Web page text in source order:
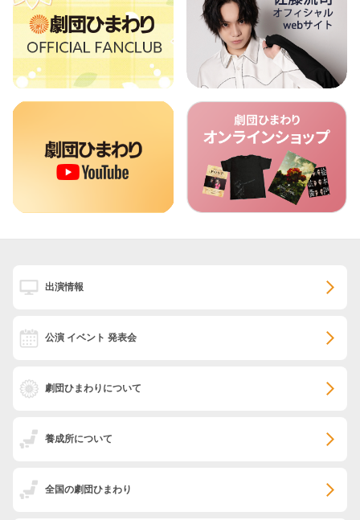
出演情報
公演 イベント 発表会
劇団ひまわりについて
養成所について
全国の劇団ひまわり